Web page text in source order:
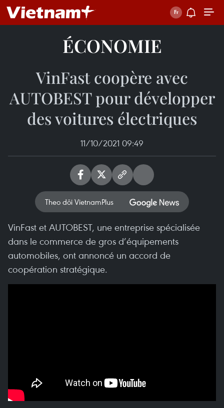
ÉCONOMIE
VinFast coopère avec
AUTOBEST pour développer
des voitures électriques
11/10/2021 09:49
Theo dõi VietnamPlus
VinFast et AUTOBEST, une entreprise spécialisée
dans le commerce de gros d’équipements
automobiles, ont annoncé un accord de
coopération stratégique.